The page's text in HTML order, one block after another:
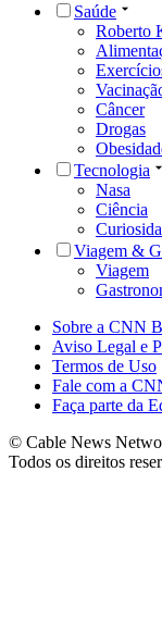
Saúde
Roberto
Câncer
Drogas
Tecnologia
Nasa
Ciência
Viagem &
Viagem
Sobre a CNN
Aviso Legal e
Termos de Uso
Fale com a
Faça parte da
© Cable News
Todos os direitos